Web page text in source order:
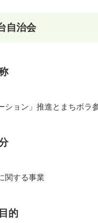
自治会
ション」推進とまちボラ
関する事業
的